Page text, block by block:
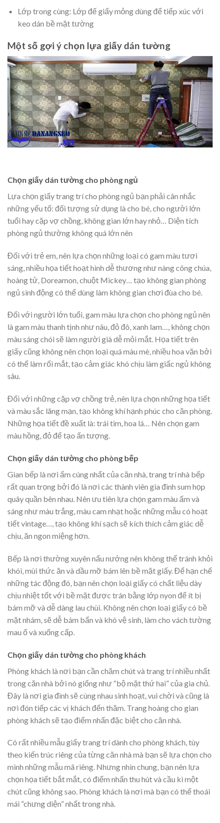
Lớp trong cùng: Lớp đế giấy mỏng dùng để tiếp xúc với
keo dán bề mặt tường
Một số gợi ý chọn lựa giấy dán tường
Chọn giấy dán tường cho phòng ngủ
Lựa chọn giấy trang trí cho phòng ngủ bạn phải cân nhắc
những yếu tố: đối tượng sử dụng là cho bé, cho người lớn
tuổi hay cặp vợ chồng, không gian lớn hay nhỏ… Diện tích
phòng ngủ thường không quá lớn nên
Đối với trẻ em, nên lựa chọn những loại có gam màu tươi
sáng, nhiều họa tiết hoạt hình dễ thương như nàng công chúa,
hoàng tử, Doreamon, chuột Mickey… tạo không gian phòng
ngủ sinh động có thể dùng làm không gian chơi đùa cho bé.
Đối với người lớn tuổi, gam màu lựa chọn cho phòng ngủ nên
là gam màu thanh tịnh như nâu, đỏ đô, xanh lam…, không chọn
màu sáng chói sẽ làm người già dễ mỏi mắt. Họa tiết trên
giấy cũng không nên chọn loại quá màu mè, nhiều hoa văn bởi
có thể làm rối mắt, tạo cảm giác khó chịu làm giấc ngủ không
sâu.
Đối với những cặp vợ chồng trẻ, nên lựa chọn những họa tiết
và màu sắc lãng mạn, tạo không khí hạnh phúc cho căn phòng.
Những họa tiết đề xuất là: trái tim, hoa lá… Nên chọn gam
màu hồng, đỏ để tạo ấn tượng.
Chọn giấy dán tường cho phòng bếp
Gian bếp là nơi ấm cúng nhất của căn nhà, trang trí nhà bếp
rất quan trọng bởi đó là nơi các thành viên gia đình sum họp
quây quần bên nhau. Nên ưu tiên lựa chọn gam màu ấm và
sáng như màu trắng, màu cam nhạt hoặc những mẫu có hoạt
tiết vintage…, tạo không khí sạch sẽ kích thích cảm giác dễ
chịu, ăn ngon miệng hơn.
Bếp là nơi thường xuyên nấu nướng nên không thể tránh khỏi
khói, mùi thức ăn và dầu mỡ bám lên bề mặt giấy. Để hạn chế
những tác động đó, bạn nên chọn loại giấy có chất liệu dày
chịu nhiệt tốt với bề mặt được trán bằng lớp nyon để ít bị
bám mỡ và dễ dàng lau chùi. Không nên chọn loại giấy có bề
mặt nhám, sẽ dễ bám bẩn và khó vệ sinh, làm cho vách tường
mau ố và xuống cấp.
Chọn giấy dán tường cho phòng khách
Phòng khách là nơi bạn cần chăm chút và trang trí nhiều nhất
trong căn nhà bởi nó giống như “bộ mặt thứ hai” của gia chủ.
Đây là nơi gia đình sẽ cùng nhau sinh hoạt, vui chời và cũng là
nơi đón tiếp các vị khách đến thăm. Trang hoàng cho gian
phòng khách sẽ tạo điểm nhấn đặc biệt cho căn nhà.
Có rất nhiều mẫu giấy trang trí dành cho phòng khách, tùy
theo kiến trúc riêng của từng căn nhà mà bạn sẽ lựa chọn cho
mình những mẫu mã riêng. Nhưng nhìn chung, bạn nên lựa
chọn họa tiết bắt mắt, có điểm nhấn thu hút và cầu kì một
chút cũng không sao. Phòng khách là nơi mà bạn có thể thoái
mái “chưng diện” nhất trong nhà.